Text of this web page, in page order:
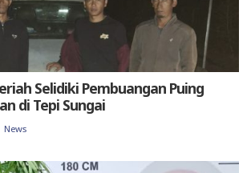
Selidiki Pembuangan Puing
di Tepi Sungai
News